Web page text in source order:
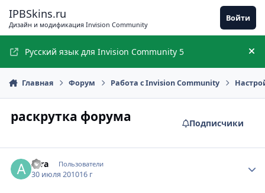
IPBSkins.ru
Дизайн и модификация Invision Community
Войти
Русский язык для Invision Community 5
Главная Форум Работа с Invision Community
раскрутка форума Подписчики
Afra Пользователи
30 июля 201016 г